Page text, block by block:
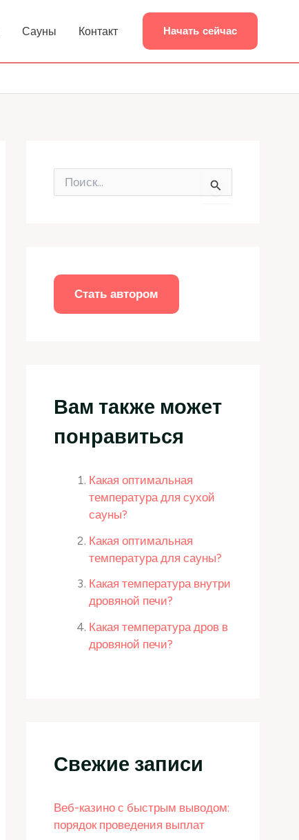
Сауны Контакт Начать сейчас
Стать автором
Вам также может
понравиться
Какая оптимальная
температура для сухой
сауны?
Какая оптимальная
температура для сауны?
Какая температура внутри
дровяной печи?
Какая температура дров в
дровяной печи?
Свежие записи
Веб-казино с быстрым выводом:
порядок проведения выплат